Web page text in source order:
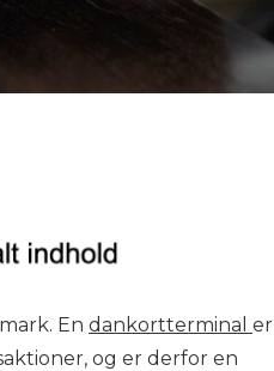
En dankortterminal er
og er derfor en